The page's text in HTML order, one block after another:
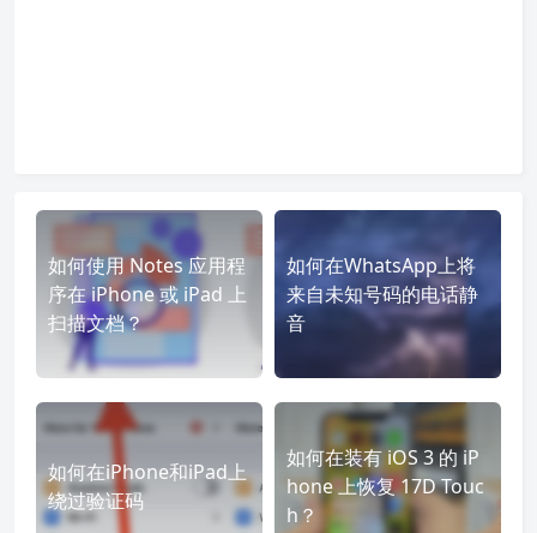
如何使用 Notes 应用程
序在 iPhone 或 iPad 上
扫描文档？
如何在WhatsApp上将
来自未知号码的电话静
音
如何在iPhone和iPad上
绕过验证码
如何在装有 iOS 3 的 iP
hone 上恢复 17D Touc
h？